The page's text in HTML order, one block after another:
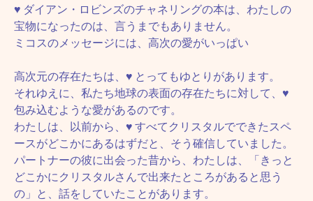
♥ ダイアン・ロビンズのチャネリングの本は、わたしの
宝物になったのは、言うまでもありません。
ミコスのメッセージには、高次の愛がいっぱい
高次元の存在たちは、♥ とってもゆとりがあります。
それゆえに、私たち地球の表面の存在たちに対して、♥
包み込むような愛があるのです。
わたしは、以前から、♥ すべてクリスタルでできたスペ
ースがどこかにあるはずだと、そう確信していました。
パートナーの彼に出会った昔から、わたしは、「きっと
どこかにクリスタルさんで出来たところがあると思う
の」と、話をしていたことがあります。